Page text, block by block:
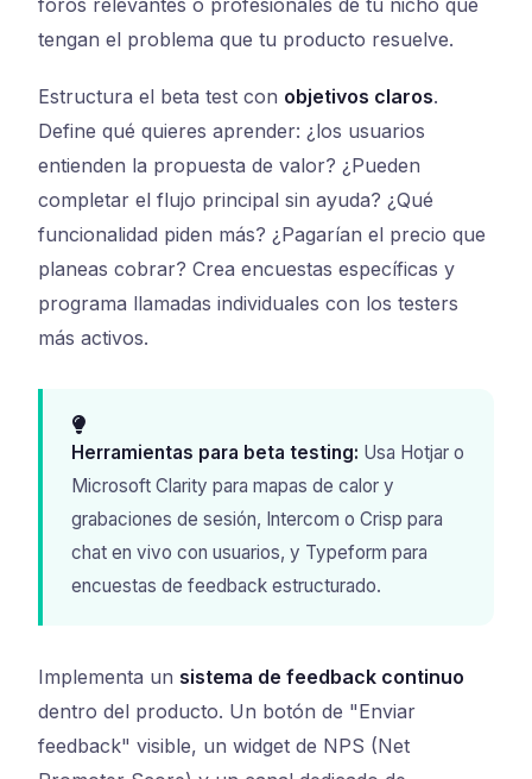
tengan el problema que tu producto resuelve.
Estructura el beta test con objetivos claros.
Define qué quieres aprender: ¿los usuarios
entienden la propuesta de valor? ¿Pueden
completar el flujo principal sin ayuda? ¿Qué
funcionalidad piden más? ¿Pagarían el precio que
planeas cobrar? Crea encuestas específicas y
programa llamadas individuales con los testers
más activos.
Herramientas para beta testing: Usa Hotjar o
Microsoft Clarity para mapas de calor y
grabaciones de sesión, Intercom o Crisp para
chat en vivo con usuarios, y Typeform para
encuestas de feedback estructurado.
Implementa un sistema de feedback continuo
dentro del producto. Un botón de "Enviar
feedback" visible, un widget de NPS (Net